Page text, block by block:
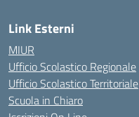
Link Esterni
MIUR
Ufficio Scolastico Regionale
Ufficio Scolastico Territoriale
Scuola in Chiaro